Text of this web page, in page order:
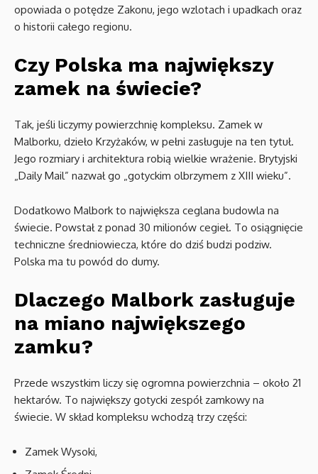
opowiada o potędze Zakonu, jego wzlotach i upadkach oraz
o historii całego regionu.
Czy Polska ma największy
zamek na świecie?
Tak, jeśli liczymy powierzchnię kompleksu. Zamek w
Malborku, dzieło Krzyżaków, w pełni zasługuje na ten tytuł.
Jego rozmiary i architektura robią wielkie wrażenie. Brytyjski
„Daily Mail” nazwał go „gotyckim olbrzymem z XIII wieku”.
Dodatkowo Malbork to największa ceglana budowla na
świecie. Powstał z ponad 30 milionów cegieł. To osiągnięcie
techniczne średniowiecza, które do dziś budzi podziw.
Polska ma tu powód do dumy.
Dlaczego Malbork zasługuje
na miano największego
zamku?
Przede wszystkim liczy się ogromna powierzchnia – około 21
hektarów. To największy gotycki zespół zamkowy na
świecie. W skład kompleksu wchodzą trzy części:
Zamek Wysoki,